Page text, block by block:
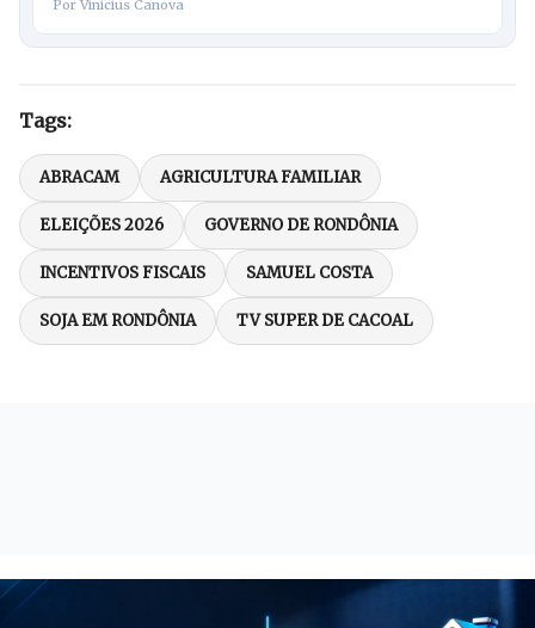
Por Vinicius Canova
Tags:
ABRACAM AGRICULTURA FAMILIAR
ELEIÇÕES 2026 GOVERNO DE RONDÔNIA
INCENTIVOS FISCAIS SAMUEL COSTA
SOJA EM RONDÔNIA TV SUPER DE CACOAL